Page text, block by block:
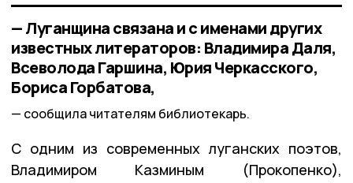
— Луганщина связана и с именами других
известных литераторов: Владимира Даля,
Всеволода Гаршина, Юрия Черкасского,
Бориса Горбатова,
сообщила читателям библиотекарь.
С одним из современных луганских поэтов,
Владимиром Казминым (Прокопенко),